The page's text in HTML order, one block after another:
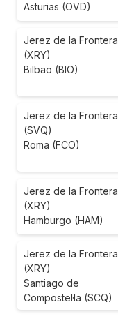
Asturias (OVD)
Jerez de la Frontera
(XRY)
Bilbao (BIO)
Jerez de la Frontera
(SVQ)
Roma (FCO)
Jerez de la Frontera
(XRY)
Hamburgo (HAM)
Jerez de la Frontera
(XRY)
Santiago de
Compostel·la (SCQ)